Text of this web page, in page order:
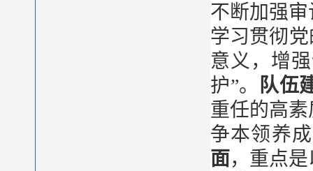
不断加强
学习贯彻
意义，增
护”。
队伍
重任的高
争本领养
面，重点